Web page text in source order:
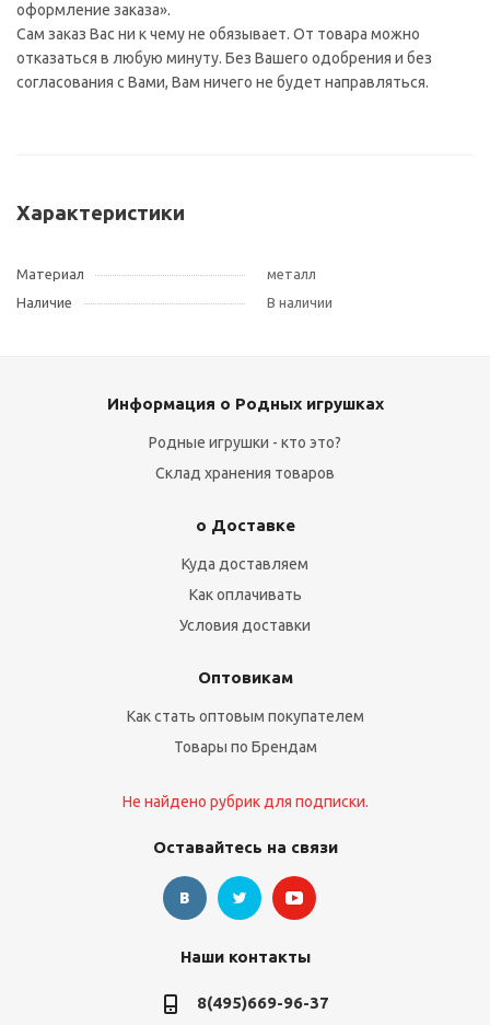
оформление заказа».
Сам заказ Вас ни к чему не обязывает. От товара можно
отказаться в любую минуту. Без Вашего одобрения и без
согласования с Вами, Вам ничего не будет направляться.
Характеристики
Материал
металл
Наличие
В наличии
Информация о Родных игрушках
Родные игрушки - кто это?
Склад хранения товаров
о Доставке
Куда доставляем
Как оплачивать
Условия доставки
Оптовикам
Как стать оптовым покупателем
Товары по Брендам
Не найдено рубрик для подписки.
Оставайтесь на связи
Наши контакты
8(495)669-96-37